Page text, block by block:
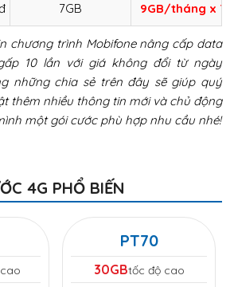
7GB 9GB/tháng x 7
chương trình Mobifone nâng cấp data
10 lần với giá không đổi từ ngày
những chia sẻ trên đây sẽ giúp quý
thêm nhiều thông tin mới và chủ động
một gói cước phù hợp nhu cầu nhé!
4G PHỔ BIẾN
PT70
30GBtốc độ cao